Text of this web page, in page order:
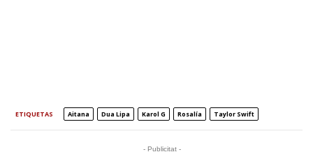
ETIQUETAS Aitana Dua Lipa Karol G Rosalía Taylor Swift
- Publicitat -